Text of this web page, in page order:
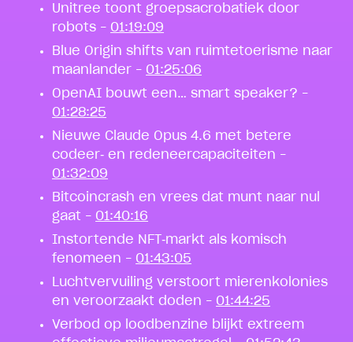
Unitree toont groepsacrobatiek door
robots – 01:19:09
Blue Origin shifts van ruimtetoerisme naar
maanlander – 01:25:06
OpenAI bouwt een… smart speaker? –
01:28:25
Nieuwe Claude Opus 4.6 met betere
codeer‑ en redeneercapaciteiten –
01:32:09
Bitcoincrash en vrees dat munt naar nul
gaat – 01:40:16
Instortende NFT‑markt als komisch
fenomeen – 01:43:05
Luchtvervuiling verstoort mierenkolonies
en veroorzaakt doden – 01:44:25
Verbod op loodbenzine blijkt extreem